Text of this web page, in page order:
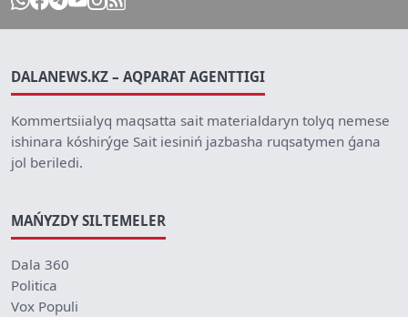
DALANEWS.KZ – AQPARAT AGENTTIGI
Kommertsiialyq maqsatta sait materialdaryn tolyq nemese
ishinara kóshirýge Sait iesiniń jazbasha ruqsatymen ǵana
jol beriledi.
MAŃYZDY SILTEMELER
Dala 360
Politica
Vox Populi